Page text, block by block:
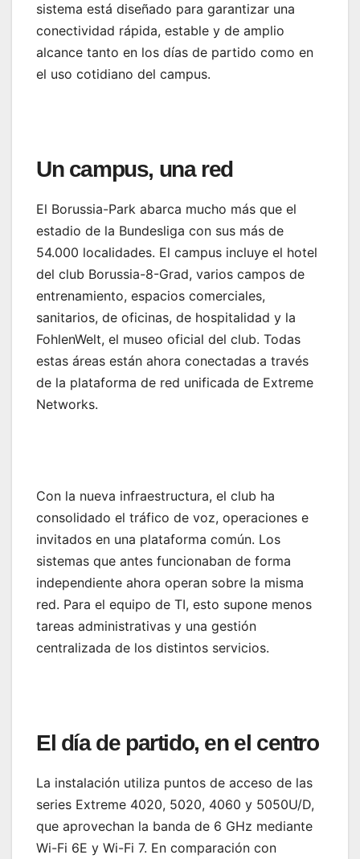
sistema está diseñado para garantizar una
conectividad rápida, estable y de amplio
alcance tanto en los días de partido como en
el uso cotidiano del campus.
Un campus, una red
El Borussia-Park abarca mucho más que el
estadio de la Bundesliga con sus más de
54.000 localidades. El campus incluye el hotel
del club Borussia-8-Grad, varios campos de
entrenamiento, espacios comerciales,
sanitarios, de oficinas, de hospitalidad y la
FohlenWelt, el museo oficial del club. Todas
estas áreas están ahora conectadas a través
de la plataforma de red unificada de Extreme
Networks.
Con la nueva infraestructura, el club ha
consolidado el tráfico de voz, operaciones e
invitados en una plataforma común. Los
sistemas que antes funcionaban de forma
independiente ahora operan sobre la misma
red. Para el equipo de TI, esto supone menos
tareas administrativas y una gestión
centralizada de los distintos servicios.
El día de partido, en el centro
La instalación utiliza puntos de acceso de las
series Extreme 4020, 5020, 4060 y 5050U/D,
que aprovechan la banda de 6 GHz mediante
Wi-Fi 6E y Wi-Fi 7. En comparación con